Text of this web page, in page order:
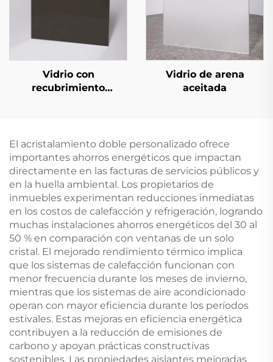
Vidrio con
recubrimiento
Vidrio de arena
aceitada
El acristalamiento doble personalizado ofrece
importantes ahorros energéticos que impactan
directamente en las facturas de servicios públicos y
en la huella ambiental. Los propietarios de
inmuebles experimentan reducciones inmediatas
en los costos de calefacción y refrigeración, logrando
muchas instalaciones ahorros energéticos del 30 al
50 % en comparación con ventanas de un solo
cristal. El mejorado rendimiento térmico implica
que los sistemas de calefacción funcionan con
menor frecuencia durante los meses de invierno,
mientras que los sistemas de aire acondicionado
operan con mayor eficiencia durante los períodos
estivales. Estas mejoras en eficiencia energética
contribuyen a la reducción de emisiones de
carbono y apoyan prácticas constructivas
sostenibles. Las propiedades aislantes mejoradas